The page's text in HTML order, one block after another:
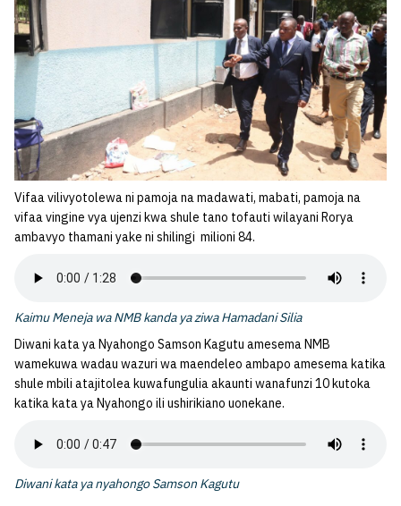
Vifaa vilivyotolewa ni pamoja na madawati, mabati, pamoja na
vifaa vingine vya ujenzi kwa shule tano tofauti wilayani Rorya
ambavyo thamani yake ni shilingi milioni 84.
Kaimu Meneja wa NMB kanda ya ziwa Hamadani Silia
Diwani kata ya Nyahongo Samson Kagutu amesema NMB
wamekuwa wadau wazuri wa maendeleo ambapo amesema katika
shule mbili atajitolea kuwafungulia akaunti wanafunzi 10 kutoka
katika kata ya Nyahongo ili ushirikiano uonekane.
Diwani kata ya nyahongo Samson Kagutu